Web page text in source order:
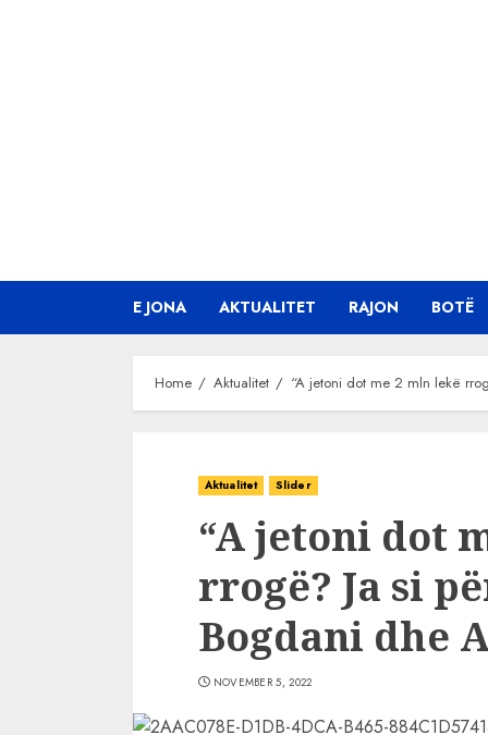
E JONA AKTUALITET RAJON BOTË
Home Aktualitet “A jetoni dot me 2 mln lekë
Aktualitet Slider
“A jetoni dot
rrogë? Ja si
Bogdani dhe
NOVEMBER 5, 2022